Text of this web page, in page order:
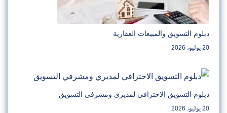
دبلوم التسويق والمبيعات العقارية
20 يوليو، 2026
دبلوم التسويق الاحترافي لمديري ومشرفي التسويق
20 يوليو، 2026